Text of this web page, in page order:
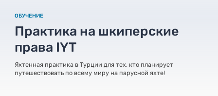
ОБУЧЕНИЕ
Практика на шкиперские
права IYT
Яхтенная практика в Турции для тех, кто планирует
путешествовать по всему миру на парусной яхте!